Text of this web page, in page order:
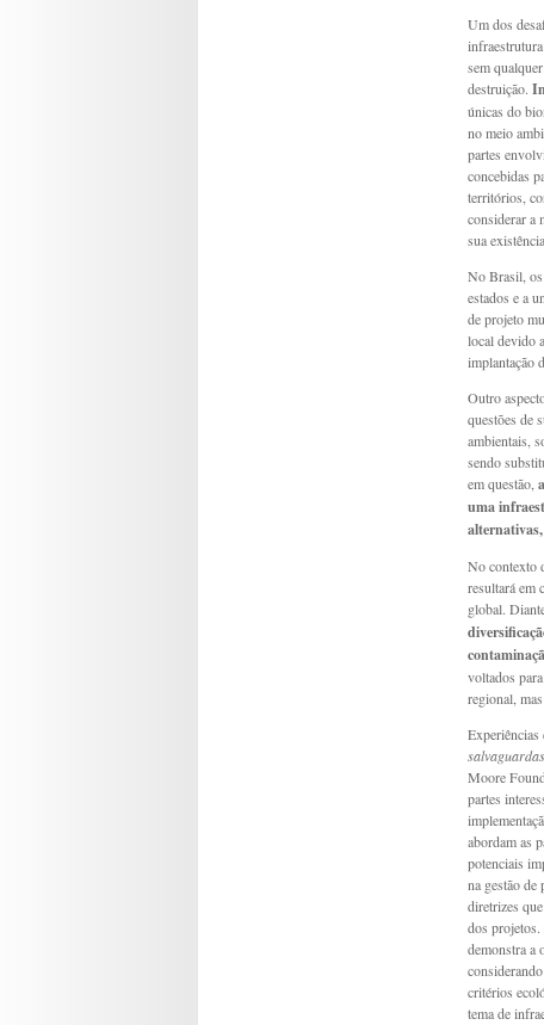
Um dos
sem
destruição.
únicas do
no meio
partes
concebidas
territórios,
considerar a
sua
No Brasil,
estados e a
de projeto
local devido
implantação
Outro
questões de
ambientais,
sendo
em questão,
uma
No contexto
resultará em
global.
voltados
regional,
Experiências
Moore
partes
abordam as
potenciais
na gestão de
diretrizes
dos
demonstra a
critérios
tema de